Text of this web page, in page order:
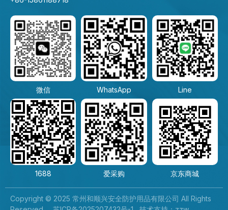
微信 WhatsApp Line
1688 爱采购 京东商城
Copyright © 2025 常州和顺兴安全防护用品有限公司 All Rights